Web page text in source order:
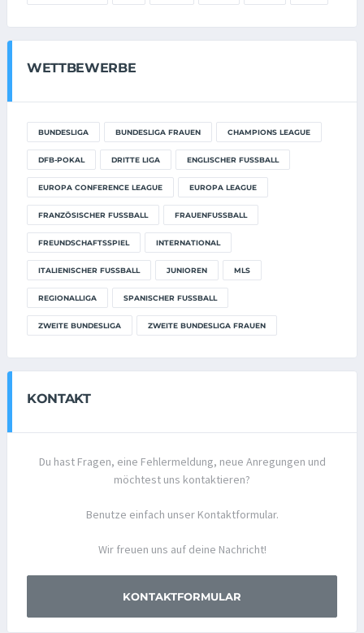
WETTBEWERBE
BUNDESLIGA BUNDESLIGA FRAUEN CHAMPIONS LEAGUE
DFB-POKAL DRITTE LIGA ENGLISCHER FUSSBALL
EUROPA CONFERENCE LEAGUE EUROPA LEAGUE
FRANZÖSISCHER FUSSBALL FRAUENFUSSBALL
FREUNDSCHAFTSSPIEL INTERNATIONAL
ITALIENISCHER FUSSBALL JUNIOREN MLS
REGIONALLIGA SPANISCHER FUSSBALL
ZWEITE BUNDESLIGA ZWEITE BUNDESLIGA FRAUEN
KONTAKT
Du hast Fragen, eine Fehlermeldung, neue Anregungen und
möchtest uns kontaktieren?
Benutze einfach unser Kontaktformular.
Wir freuen uns auf deine Nachricht!
KONTAKTFORMULAR